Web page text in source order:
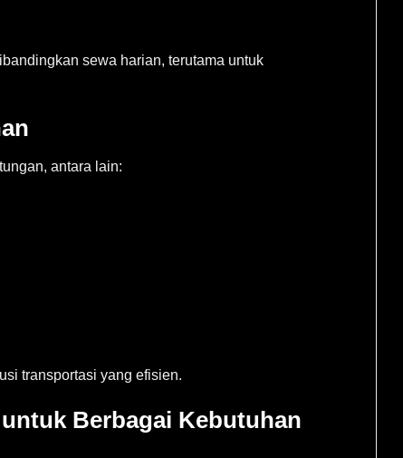
sewa harian, terutama untuk
antara lain:
transportasi yang efisien.
Berbagai Kebutuhan